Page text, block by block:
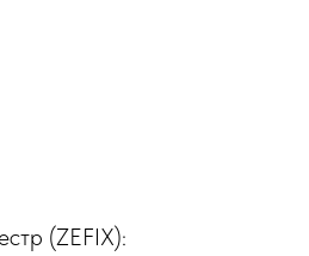
(ZEFIX):